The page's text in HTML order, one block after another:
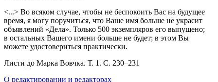
<...> Во всяком случае, чтобы не беспокоить Вас на будущее
время, я могу поручиться, что Ваше имя больше не украсит
объявлений «Дела». Только 500 экземпляров его выпущено;
в остальных Вашего имени больше не будет; в этом Вы
можете удостовериться практически.
Листи до Марка Вовчка. Т. 1. С. 230–231
О редактировании и редакторах